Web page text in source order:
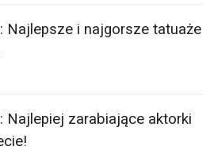
Najlepsze i najgorsze tatuaże
Najlepiej zarabiające aktorki